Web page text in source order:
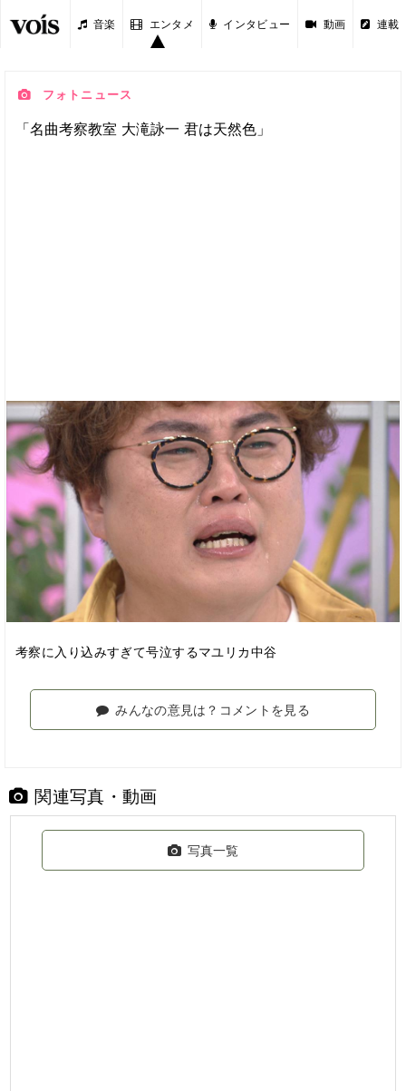
音楽 エンタメ インタビュー 動画 連載
フォトニュース
「名曲考察教室 大滝詠一 君は天然色」
考察に入り込みすぎて号泣するマユリカ中谷
みんなの意見は？コメントを見る
関連写真・動画
写真一覧